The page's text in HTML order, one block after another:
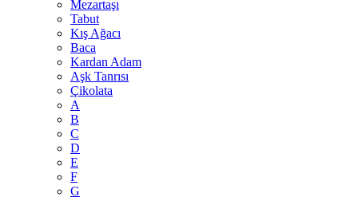
Mezartaşı
Tabut
Kış Ağacı
Baca
Kardan Adam
Aşk Tanrısı
Çikolata
A
B
C
D
E
F
G